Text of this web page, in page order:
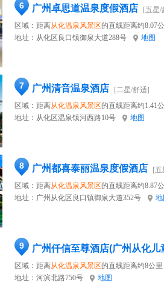
6 广州卓思道温泉度假酒店
[五星/
区域：距离从化温泉风景区的直线距离约8.07
地址： 从化区良口镇御泉大道288号 地图
7 广州清音温泉酒店
[二星/舒适]
区域：距离从化温泉风景区的直线距离约1.41
地址： 从化区温泉镇河西路10号 地图
8 广州都喜泰丽温泉度假酒店
[
区域：距离从化温泉风景区的直线距离约8.87
地址： 广州从化区良口镇御泉大道352号
9 广州仟信至尊酒店(广州从化儿
区域：距离从化温泉风景区的直线距离约8公里
地址： 河滨北路750号 地图